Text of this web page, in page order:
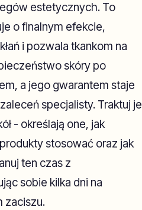
estetycznych. To
o finalnym efekcie,
i pozwala tkankom na
skóry po
a jego gwarantem staje
specjalisty. Traktuj je
- określają one, jak
stosować oraz jak
ten czas z
sobie kilka dni na
zaciszu.